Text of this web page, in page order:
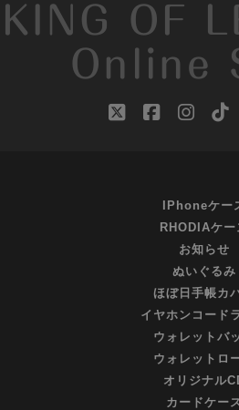
KING OF
Online
twitterfacebook
IPhoneケー
RHODIAケー
お知らせ
ぬいぐるみ
ほぼ日手帳カ
イヤホンコード
ウォレットバ
ウォレットロ
オリジナル
カードケー